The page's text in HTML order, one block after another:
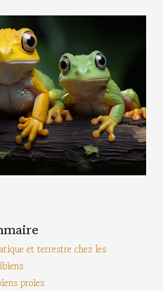
et terrestre chez les
proies